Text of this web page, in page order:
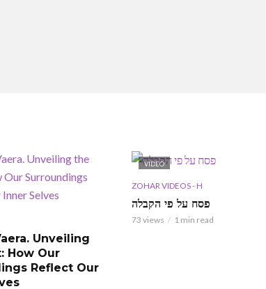
Unveiling
How Our
Reflect Our
VIDEO
ZOHAR VIDEOS - H
פסח על פי הקבלה
73 views 1 min read